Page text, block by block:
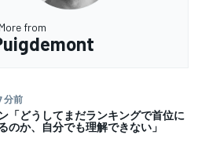
More from
分前
「どうしてまだランキングで首位に
のか、自分でも理解できない」